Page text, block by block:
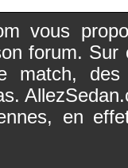
vous
forum.
match, des
en